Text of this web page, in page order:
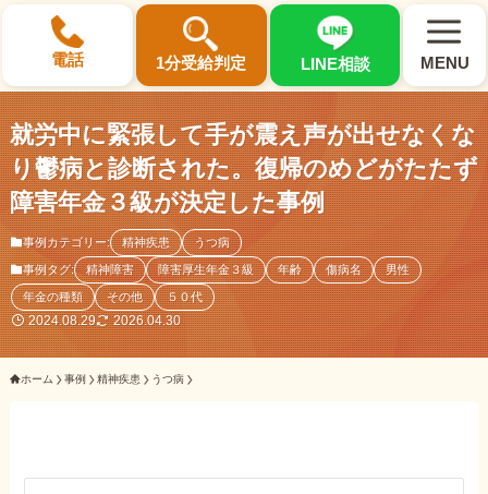
電話 1分受給判定 LINE相談 MENU
×
選ばれる3つの理由
初回相談料0円・受給後報酬型
サポート料金について
県内 No.1 の豊富な知識と経験
就労中に緊張して手が震え声が出せなくな
り鬱病と診断された。復帰のめどがたたず
障害年金３級が決定した事例
事例カテゴリー: 精神疾患 うつ病
事例タグ: 精神障害 障害厚生年金３級 年齢 傷病名 男性
年金の種類 その他 ５０代
2024.08.29 2026.04.30
ホーム 事例 精神疾患 うつ病